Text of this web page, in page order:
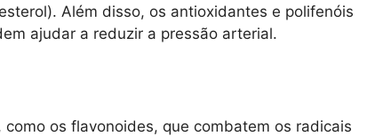
Além disso, os antioxidantes e polifenóis
ajudar a reduzir a pressão arterial.
os flavonoides, que combatem os radicais